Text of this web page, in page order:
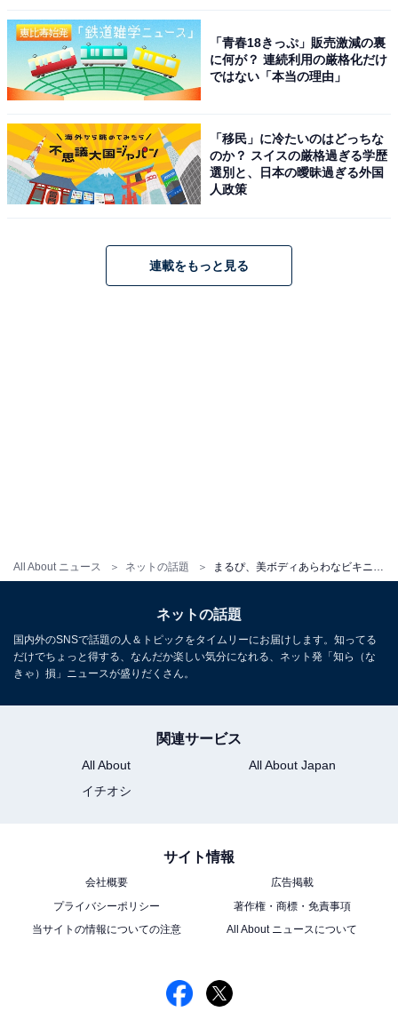
All About ニュース ネットの話題 まるぴ、美ボディあらわなビキニ姿の動画公開！ 脇見せポーズにも「ナイススタイル」「ヤバい」と反響
「青春18きっぷ」販売激減の裏
に何が？ 連続利用の厳格化だけ
ではない「本当の理由」
「移民」に冷たいのはどっちな
のか？ スイスの厳格過ぎる学歴
選別と、日本の曖昧過ぎる外国
人政策
連載をもっと見る
ネットの話題
国内外のSNSで話題の人＆トピックをタイムリーにお届けします。知ってる
だけでちょっと得する、なんだか楽しい気分になれる、ネット発「知ら（な
きゃ）損」ニュースが盛りだくさん。
関連サービス
All About
All About Japan
イチオシ
サイト情報
会社概要
広告掲載
プライバシーポリシー
著作権・商標・免責事項
当サイトの情報についての注意
All About ニュースについて